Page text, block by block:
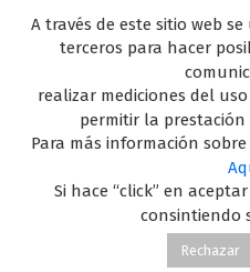
Publiespaña es
concesionaria del
canales en abierto:
Boing, Divinity , Energy y Be
oferta en el panorama
experiencia en la
soportes en Internet
A través de este sitio web
terceros para hacer
realizar mediciones del
permitir la prestación
Para más información
Si hace “click” en
consintiendo
Rechazar